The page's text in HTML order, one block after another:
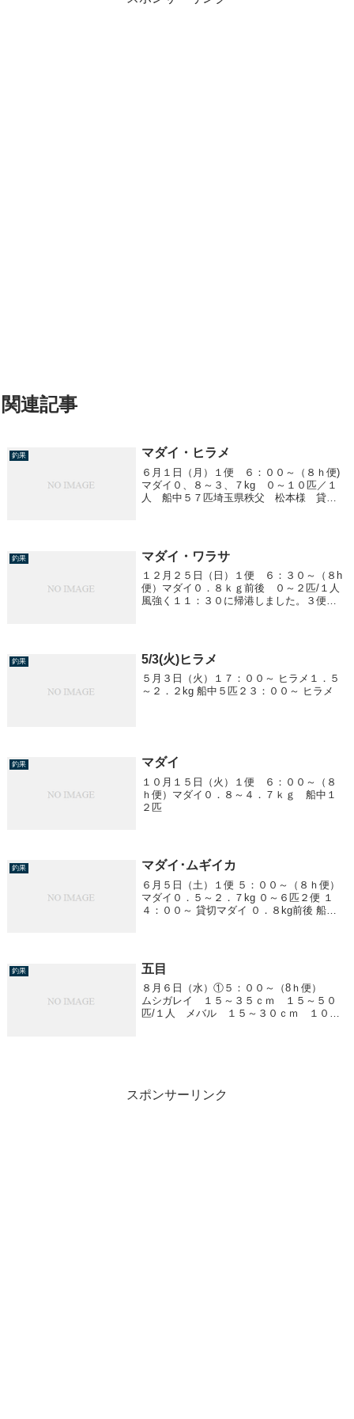
関連記事
釣果 マダイ・ヒラメ
６月１日（月）１便 ６：００～（８ｈ便)
マダイ０、８～３、７kg ０～１０匹／１
人 船中５７匹埼玉県秩父 松本様 貸し
らせ６月４...
釣果 マダイ・ワラサ
１２月２５日（日）１便 ６：３０～（８h
便）マダイ０．８ｋｇ前後 ０～２匹/１人
風強く１１：３０に帰港しました。３便
釣果 5/3(火)ヒラメ
５月３日（火）１７：００～ ヒラメ１．５
～２．２kg 船中５匹２３：００～ ヒラメ
釣果 マダイ
１０月１５日（火）１便 ６：００～（８
ｈ便）マダイ０．８～４．７ｋｇ 船中１
２匹
釣果 マダイ･ムギイカ
６月５日（土）１便 ５：００～（８ｈ便）
マダイ０．５～２．７kg ０～６匹２便 １
４：００～ 貸切マダイ ０．８kg前後 船中
釣果 五目
８月６日（水）①５：００～（8ｈ便）
ムシガレイ １５～３５ｃｍ １５～５０
匹/１人 メバル １５～３０ｃｍ １０～
スポンサーリンク